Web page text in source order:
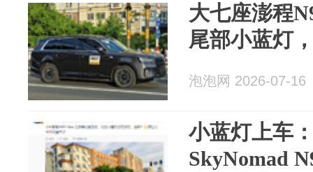
大七座澎程
尾部小蓝灯
泡泡网 2026-07-16
小蓝灯上车
SkyNomad